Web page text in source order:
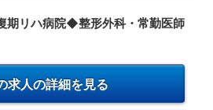
期リハ病院◆整形外科・常勤医師
求人の詳細を見る